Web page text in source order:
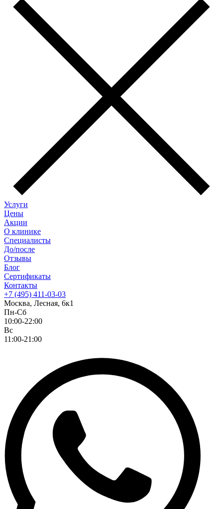
Услуги
Цены
Акции
О клинике
Специалисты
До/после
Отзывы
Блог
Сертификаты
Контакты
+7 (495) 411-03-03
Москва, Лесная, 6к1
Пн-Сб
10:00-22:00
Вс
11:00-21:00